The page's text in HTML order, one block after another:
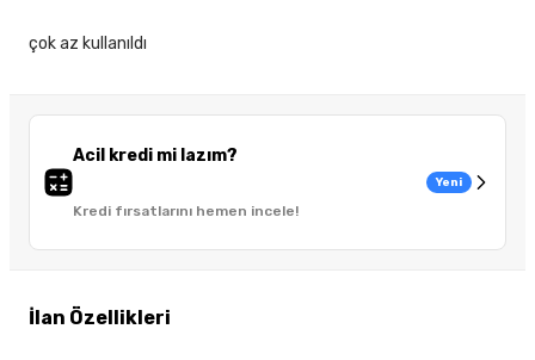
Acil kredi mi lazım?
Kredi fırsatlarını hemen incele!
Yeni
İlan Özellikleri
çok az kullanıldı